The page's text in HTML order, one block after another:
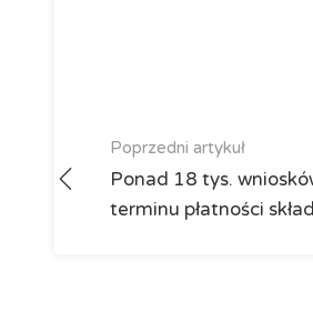
Poprzedni artykuł
Ponad 18 tys.
terminu płatności